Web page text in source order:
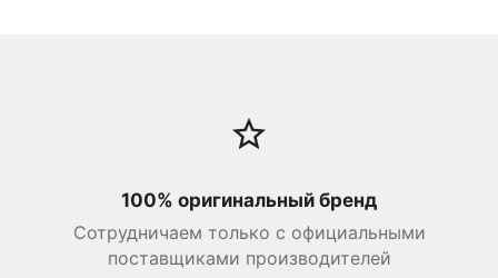
100% оригинальный бренд
Сотрудничаем только с официальными
поставщиками производителей